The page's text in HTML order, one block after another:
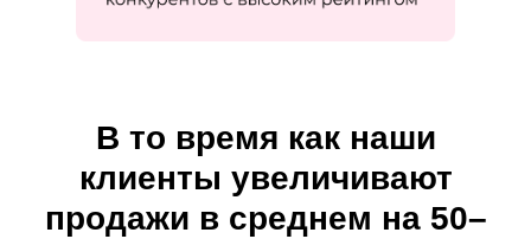
В то время как наши
клиенты увеличивают
продажи в среднем на 50–